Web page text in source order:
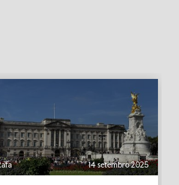
14 setembro 2025